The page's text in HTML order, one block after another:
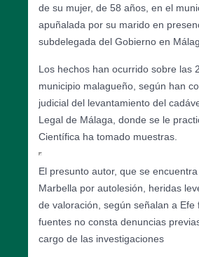
de su mujer, de 58 años, en el
apuñalada por su marido en
subdelegada del Gobierno en
Los hechos han ocurrido sobre las
municipio malagueño, según han
judicial del levantamiento del
Legal de Málaga, donde se le
Científica ha tomado muestras.
El presunto autor, que se
Marbella por autolesión, heridas
de valoración, según señalan a
fuentes no consta denuncias
cargo de las investigaciones